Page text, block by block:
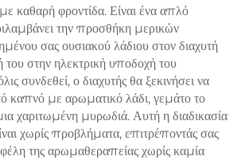
καθαρή φροντίδα. Είναι ένα απλό
την προσθήκη μερικών
σας ουσιακού λάδιου στον διαχυτή
του στην ηλεκτρική υποδοχή του
συνδεθεί, ο διαχυτής θα ξεκινήσει να
καπνό με αρωματικό λάδι, γεμάτο το
χαριτωμένη μυρωδιά. Αυτή η διαδικασία
χωρίς προβλήματα, επιτρέποντάς σας
της αρωμαθεραπείας χωρίς καμία